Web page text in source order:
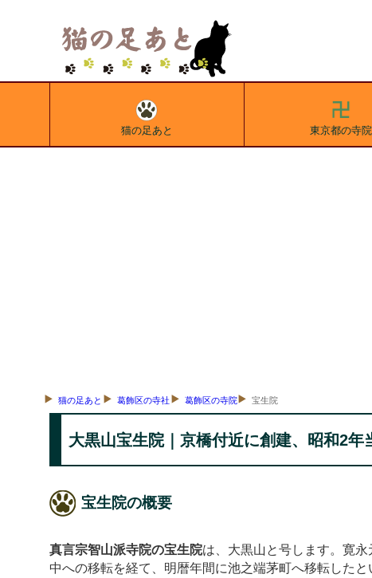
猫の足あと 東京都の寺院
猫の足あと 葛飾区の寺社 葛飾区の寺院 宝生院
大黒山宝生院｜京橋付近に創建、昭和2
宝生院の概要
真言宗智山派寺院の宝生院は、大黒山と号します。寛
中への移転を経て、明暦年間に池之端茅町へ移転した